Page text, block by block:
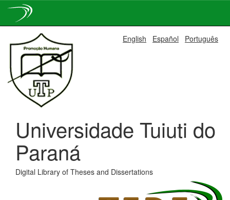
navigation
English Español Português
Universidade Tuiuti do
Paraná
Digital Library of Theses and Dissertations